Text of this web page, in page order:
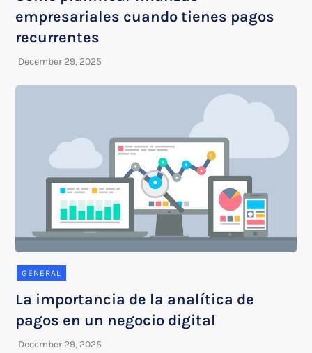
empresariales cuando tienes pagos
recurrentes
GENERAL
La importancia de la analítica de
pagos en un negocio digital